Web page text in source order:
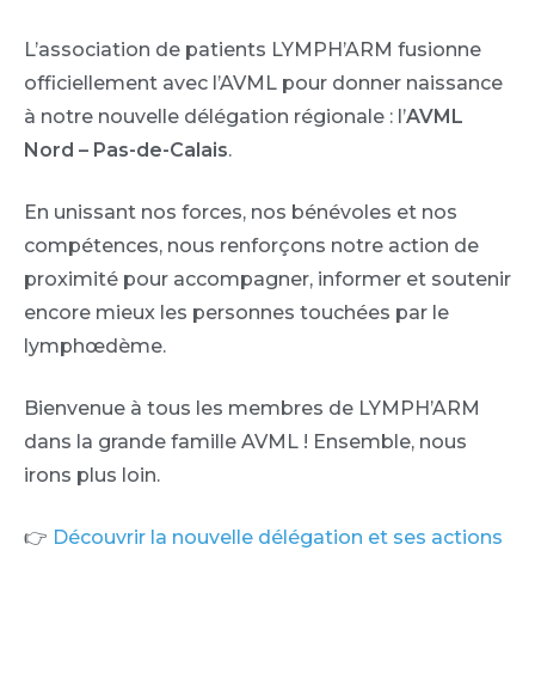
L’association de patients LYMPH’ARM fusionne
officiellement avec l’AVML pour donner naissance
à notre nouvelle délégation régionale : l’AVML
Nord – Pas-de-Calais.
En unissant nos forces, nos bénévoles et nos
compétences, nous renforçons notre action de
proximité pour accompagner, informer et soutenir
encore mieux les personnes touchées par le
lymphœdème.
Bienvenue à tous les membres de LYMPH’ARM
dans la grande famille AVML ! Ensemble, nous
irons plus loin.
👉 Découvrir la nouvelle délégation et ses actions